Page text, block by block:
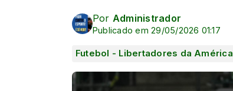
Por Administrador
Publicado em 29/05/2026 01:17
Futebol - Libertadores da América